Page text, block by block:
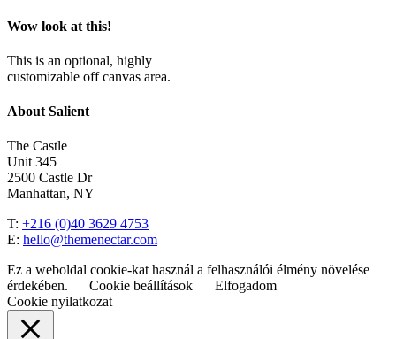
Wow look at this!
This is an optional, highly
customizable off canvas area.
About Salient
The Castle
Unit 345
2500 Castle Dr
Manhattan, NY
T: +216 (0)40 3629 4753
E: hello@themenectar.com
Ez a weboldal cookie-kat használ a felhasználói élmény növelése
érdekében.
Cookie beállítások
Elfogadom
Cookie nyilatkozat